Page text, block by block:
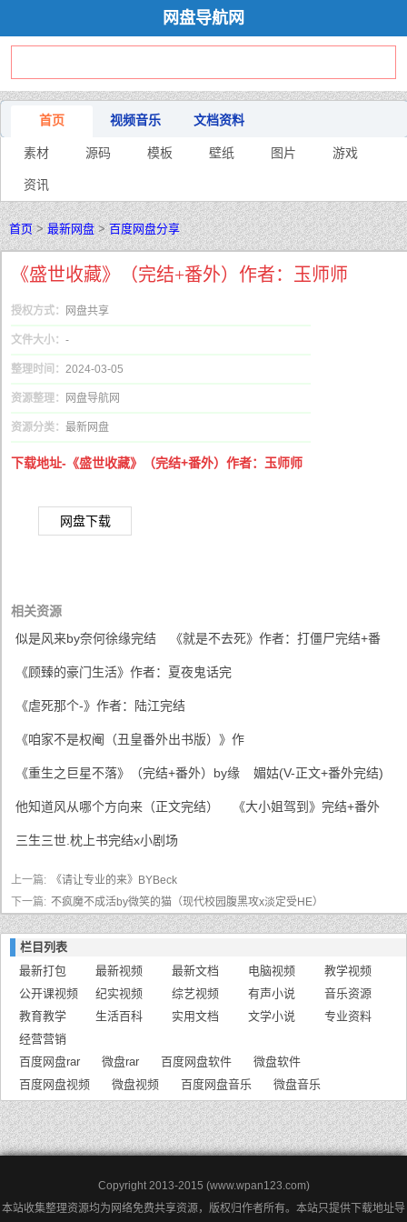
网盘导航网
首页 视频音乐 文档资料
素材 源码 模板 壁纸 图片 游戏
资讯
首页>最新网盘>百度网盘分享
《盛世收藏》（完结+番外）作者：玉师师
授权方式： 网盘共享
文件大小： -
整理时间： 2024-03-05
资源整理： 网盘导航网
资源分类： 最新网盘
下载地址-《盛世收藏》（完结+番外）作者：玉师师
网盘下载
相关资源
似是风来by奈何徐缘完结
《就是不去死》作者：打僵尸完结+番
《顾臻的豪门生活》作者：夏夜鬼话完
《虐死那个-》作者：陆江完结
《咱家不是权阉（丑皇番外出书版）》作
《重生之巨星不落》（完结+番外）by缘 媚姑(V-正文+番外完结)
他知道风从哪个方向来（正文完结） 《大小姐驾到》完结+番外
三生三世.枕上书完结x小剧场
上一篇:
《请让专业的来》BYBeck
下一篇: 不疯魔不成活by微笑的猫（现代校园腹黑攻x淡定受HE）
栏目列表
最新打包
最新视频 最新文档 电脑视频
教学视频
公开课视频
纪实视频 综艺视频 有声小说
音乐资源
教育教学
生活百科 实用文档 文学小说
专业资料
经营营销
百度网盘rar
微盘rar 百度网盘软件
微盘软件
百度网盘视频
微盘视频 百度网盘音乐 微盘音乐
Copyright 2013-2015 (www.wpan123.com)
本站收集整理资源均为网络免费共享资源，版权归作者所有。本站只提供下载地址导